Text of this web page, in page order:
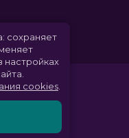
сохраняет
настройках
cookies